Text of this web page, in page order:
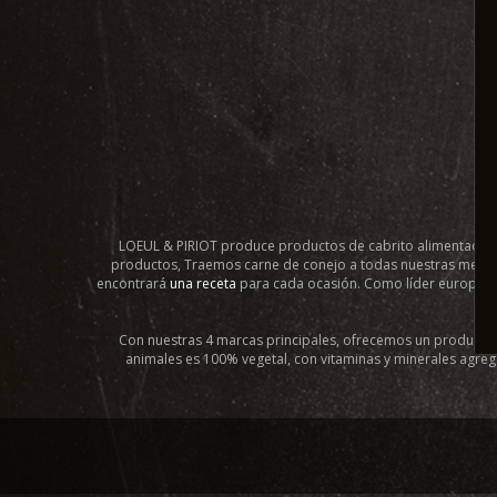
LOEUL & PIRIOT produce productos de cabrito
productos, Traemos carne de conejo a todas nuestras
encontraráuna receta para cada ocasión. Como líder
Con nuestras 4 marcas principales, ofrecemos un producto
animales es 100% vegetal, con vitaminas y minerales